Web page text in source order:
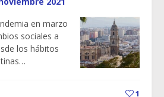
en marzo
sociales a
los hábitos
1